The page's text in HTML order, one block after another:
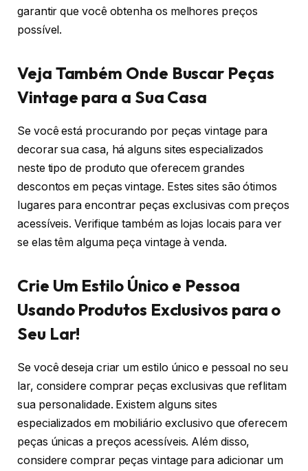
garantir que você obtenha os melhores preços
possível.
Veja Também Onde Buscar Peças
Vintage para a Sua Casa
Se você está procurando por peças vintage para
decorar sua casa, há alguns sites especializados
neste tipo de produto que oferecem grandes
descontos em peças vintage. Estes sites são ótimos
lugares para encontrar peças exclusivas com preços
acessíveis. Verifique também as lojas locais para ver
se elas têm alguma peça vintage à venda.
Crie Um Estilo Único e Pessoa
Usando Produtos Exclusivos para o
Seu Lar!
Se você deseja criar um estilo único e pessoal no seu
lar, considere comprar peças exclusivas que reflitam
sua personalidade. Existem alguns sites
especializados em mobiliário exclusivo que oferecem
peças únicas a preços acessíveis. Além disso,
considere comprar peças vintage para adicionar um